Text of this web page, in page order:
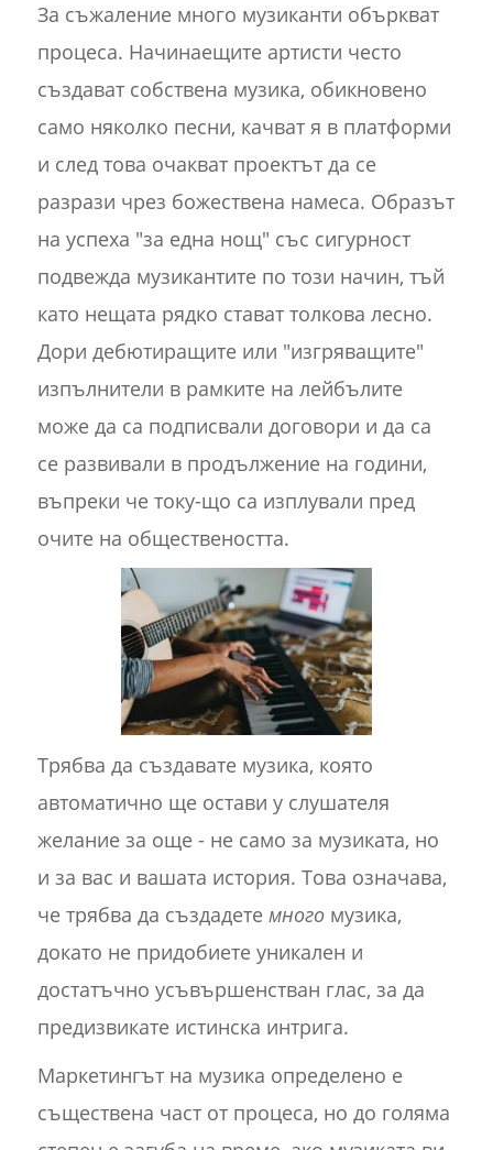
За съжаление много музиканти объркват
процеса. Начинаещите артисти често
създават собствена музика, обикновено
само няколко песни, качват я в платформи
и след това очакват проектът да се
разрази чрез божествена намеса. Образът
на успеха "за една нощ" със сигурност
подвежда музикантите по този начин, тъй
като нещата рядко стават толкова лесно.
Дори дебютиращите или "изгряващите"
изпълнители в рамките на лейбълите
може да са подписвали договори и да са
се развивали в продължение на години,
въпреки че току-що са изплували пред
очите на обществеността.
Трябва да създавате музика, която
автоматично ще остави у слушателя
желание за още - не само за музиката, но
и за вас и вашата история. Това означава,
че трябва да създадете многомузика,
докато не придобиете уникален и
достатъчно усъвършенстван глас, за да
предизвикате истинска интрига.
Маркетингът на музика определено е
съществена част от процеса, но до голяма